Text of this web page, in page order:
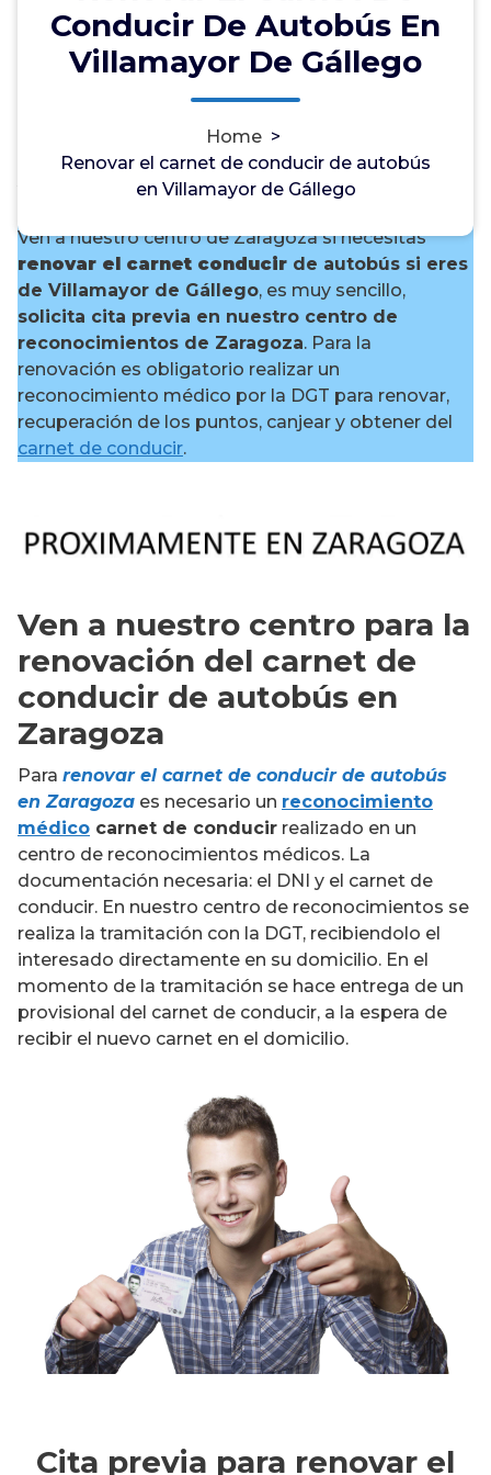
Conducir De Autobús En
Villamayor De Gállego
Home >
Renovar el carnet de conducir de autobús
en Villamayor de Gállego
¿Necesitas renovar el carnet
de conducir de autobús en
Villamayor de Gállego?
Ven a nuestro centro de Zaragoza si necesitas
renovar el carnet conducir de autobús si eres
de Villamayor de Gállego, es muy sencillo,
solicita cita previa en nuestro centro de
reconocimientos de Zaragoza. Para la
renovación es obligatorio realizar un
reconocimiento médico por la DGT para renovar,
recuperación de los puntos, canjear y obtener del
carnet de conducir.
Ven a nuestro centro para la
renovación del carnet de
conducir de autobús en
Zaragoza
Para renovar el carnet de conducir de autobús
en Zaragoza es necesario un reconocimiento
médico carnet de conducir realizado en un
centro de reconocimientos médicos. La
documentación necesaria: el DNI y el carnet de
conducir. En nuestro centro de reconocimientos se
realiza la tramitación con la DGT, recibiendolo el
interesado directamente en su domicilio. En el
momento de la tramitación se hace entrega de un
provisional del carnet de conducir, a la espera de
recibir el nuevo carnet en el domicilio.
Cita previa para renovar el